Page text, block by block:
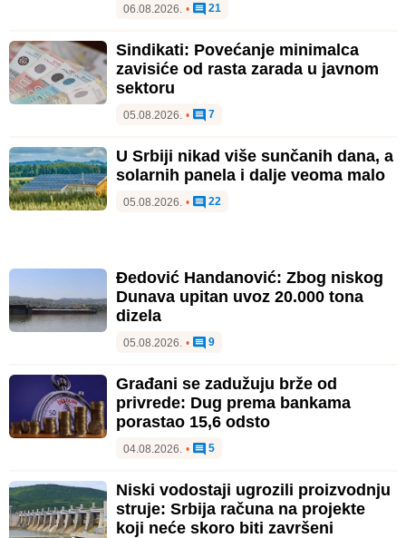
06.08.2026. • 21
Sindikati: Povećanje minimalca
zavisiće od rasta zarada u javnom
sektoru
05.08.2026. • 7
U Srbiji nikad više sunčanih dana, a
solarnih panela i dalje veoma malo
05.08.2026. • 22
Đedović Handanović: Zbog niskog
Dunava upitan uvoz 20.000 tona
dizela
05.08.2026. • 9
Građani se zadužuju brže od
privrede: Dug prema bankama
porastao 15,6 odsto
04.08.2026. • 5
Niski vodostaji ugrozili proizvodnju
struje: Srbija računa na projekte
koji neće skoro biti završeni